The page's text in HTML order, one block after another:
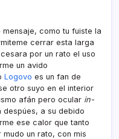
mensaje, como tu fuiste la
cerrar esta larga
por un rato el uso
un avido
Logovo es un fan de
otro suyo en el interior
afán pero ocular in-
a su debido
ese calor que tanto
un rato, con mis